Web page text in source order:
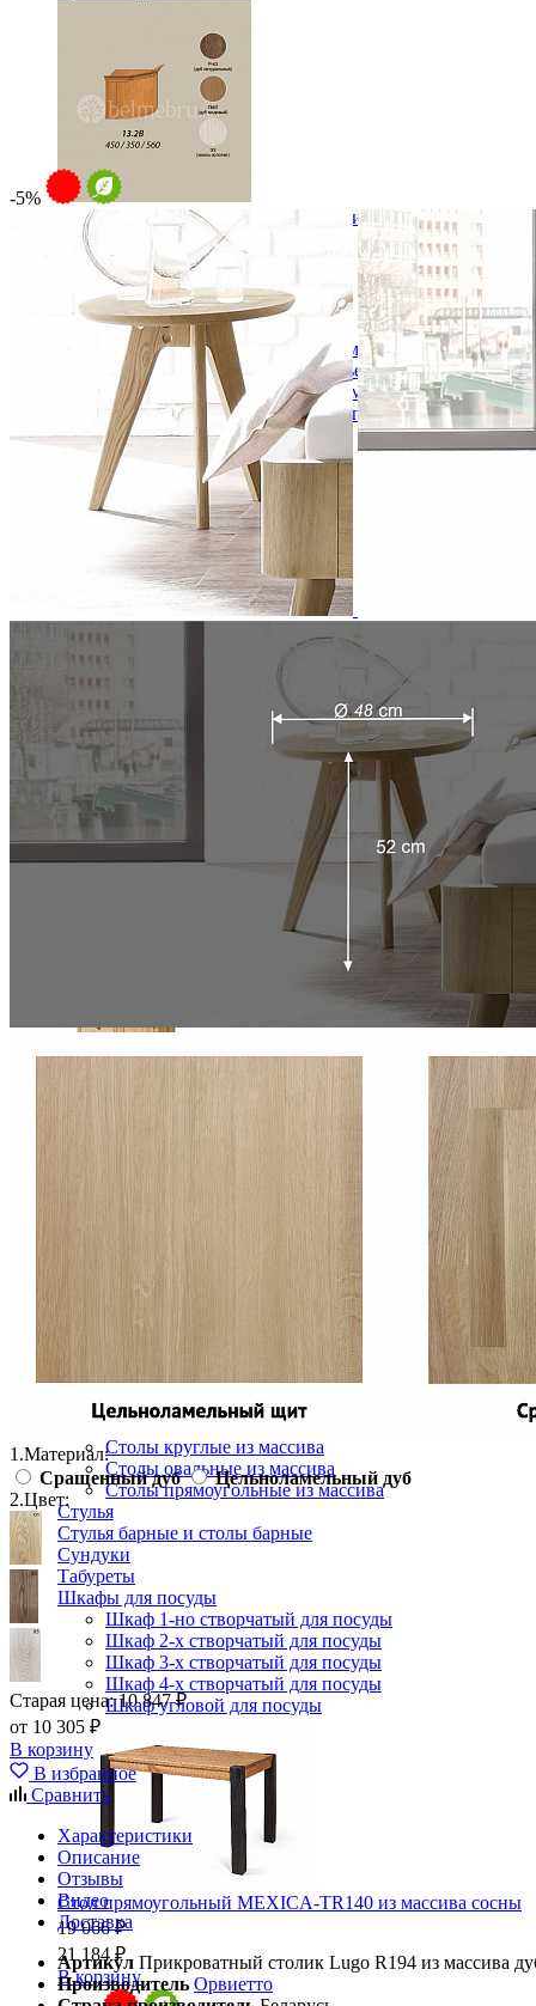
Модульная гостиная Вилия-М Секция антресольная
10 596 ₽
В корзину
Спальня
Деревянные кровати с подъемным механизмом
Кровати односпальные с подъемным механизмом
Кровати двуспальные с подъемным механизмом
Кровати полутороспальные с подъемным
Зеркала
Комоды
Кровати двуспальные
Кровати металлические
Кровати односпальные
Кровати полутороспальные
Решетки и настилы под матрас
Спальные гарнитуры
Туалетные столики
Шкафы для одежды
Полки и ящики в шкаф для одежды
Шкаф 1-дверный для одежды и белья
Шкафы 2-х дверные для одежды и белья
Шкафы 3-х дверные для одежды и белья
Шкафы 4-х дверные для одежды и белья
Шкафы 5-ти дверные для одежды и белья
Шкафы 6-ти дверные для одежды и белья
Шкафы купе для одежды и белья
Шкафы угловые для одежды и белья
Прикроватная тумба PIN MAGIC KR21
36 950 ₽
В корзину
-10%
Столовая
Буфеты и бары
Комоды для кухни
Лавки и скамьи
Полки и ящики
Столы кофейные и чайные
Столы обеденные
Столы квадратные из массива
Столы круглые из массива
Столы овальные из массива
Столы прямоугольные из массива
Стулья
Стулья барные и столы барные
Сундуки
Табуреты
Шкафы для посуды
Шкаф 1-но створчатый для посуды
Шкаф 2-х створчатый для посуды
Шкаф 3-х створчатый для посуды
Шкаф 4-х створчатый для посуды
Шкаф угловой для посуды
Стол прямоугольный MEXICA-TR140 из массива сосны
19 066 ₽
21 184 ₽
В корзину
-5%
1.Материал:
Сращенный дуб
Цельноламельный дуб
2.Цвет:
Старая цена:10 847 ₽
от 10 305 ₽
В корзину
В избранное
Сравнить
Характеристики
Описание
Отзывы
Видео
Доставка
Артикул Прикроватный столик Lugo R194 из массива
Производитель Орвиетто